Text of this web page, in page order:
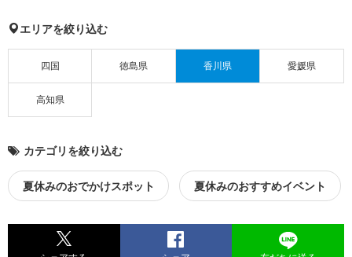
エリアを絞り込む
四国 徳島県 香川県 愛媛県
高知県
カテゴリを絞り込む
夏休みのおでかけスポット 夏休みのおすすめイベント